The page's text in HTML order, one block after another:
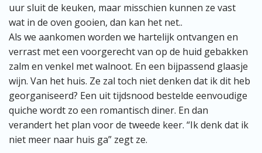
uur sluit de keuken, maar misschien kunnen ze vast
wat in de oven gooien, dan kan het net..
Als we aankomen worden we hartelijk ontvangen en
verrast met een voorgerecht van op de huid gebakken
zalm en venkel met walnoot. En een bijpassend glaasje
wijn. Van het huis. Ze zal toch niet denken dat ik dit heb
georganiseerd? Een uit tijdsnood bestelde eenvoudige
quiche wordt zo een romantisch diner. En dan
verandert het plan voor de tweede keer. “Ik denk dat ik
niet meer naar huis ga” zegt ze.